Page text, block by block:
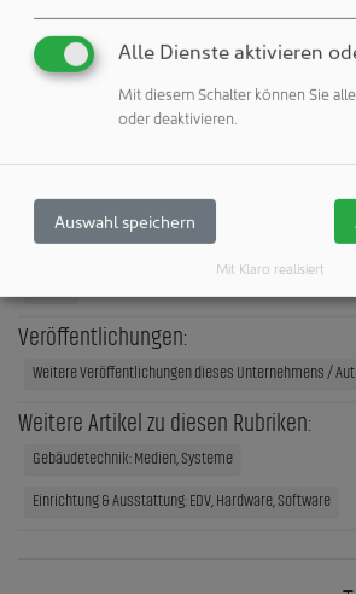
Telefon: +49 721 663510
eMail:talk@systec-solutions.com
http://www.systec-
Unternehmensprofil
zeigen
Kontakte
Veröffentlichungen:
Weitere Veröffentlichungen dieses Unternehmens /
Weitere Artikel zu diesen Rubriken:
Gebäudetechnik: Medien, Systeme
Einrichtung & Ausstattung: EDV, Hardware, Software
Alle Dienste aktivieren
Mit diesem Schalter können Sie
oder deaktivieren.
Auswahl speichern
Mit Klaro realisiert